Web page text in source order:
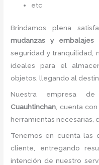
etc
Brindamos plena
mudanzas y embalajes
seguridad y tranquilidad,
ideales para el
objetos, llegando al
Nuestra empresa
Cuauhtinchan , cuenta
herramientas necesarias,
Tenemos en cuenta las
cliente, entregando
intención de nuestro